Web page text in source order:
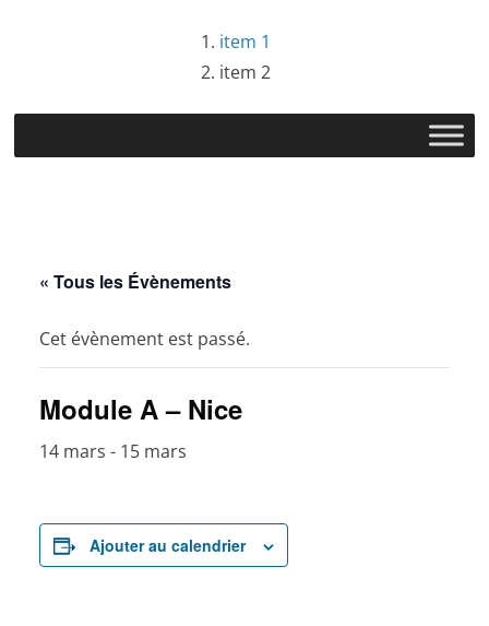
item 1
item 2
« Tous les Évènements
Cet évènement est passé.
Module A – Nice
14 mars - 15 mars
Ajouter au calendrier